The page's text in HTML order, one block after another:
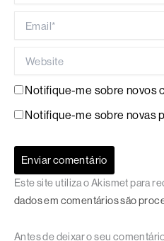
Notifique-me sobre novos
Notifique-me sobre novas
Este site utiliza o Akismet para
dados em comentários são
Antes de deixar o seu